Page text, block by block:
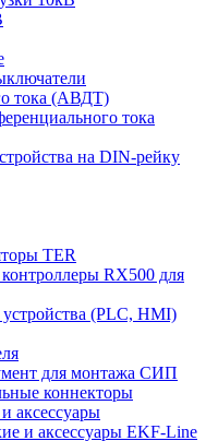
тока (АВДТ)
тока
на DIN-рейку
TER
RX500 для
(PLC, HMI)
для монтажа СИП
коннекторы
аксессуары
и аксессуары EKF-Line